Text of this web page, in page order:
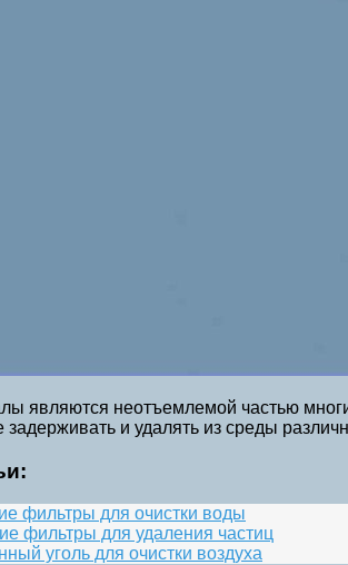
являются неотъемлемой частью
и удалять из среды
фильтры для очистки воды
фильтры для удаления частиц
уголь для очистки воздуха